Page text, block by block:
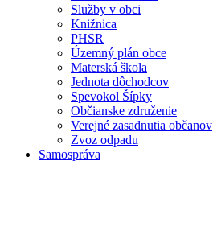
Služby v obci
Knižnica
PHSR
Územný plán obce
Materská škola
Jednota dôchodcov
Spevokol Šípky
Občianske združenie
Verejné zasadnutia občanov
Zvoz odpadu
Samospráva